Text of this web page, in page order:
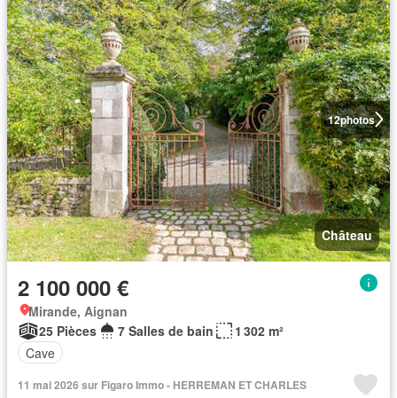
12photos
Château
2 100 000 €
Mirande, Aignan
25 Pièces
7 Salles de bain
1 302 m²
Cave
11 mai 2026 sur Figaro Immo - HERREMAN ET CHARLES